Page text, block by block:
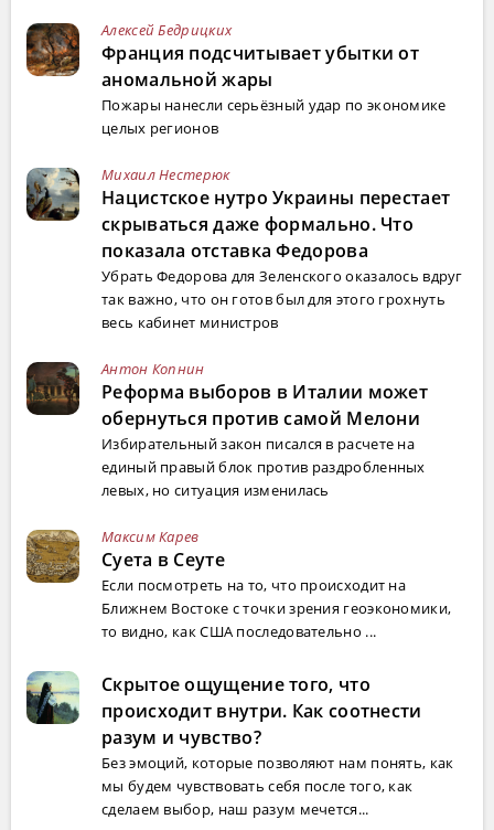
Алексей Бедрицких
Франция подсчитывает убытки от
аномальной жары
Пожары нанесли серьёзный удар по экономике
целых регионов
Михаил Нестерюк
Нацистское нутро Украины перестает
скрываться даже формально. Что
показала отставка Федорова
Убрать Федорова для Зеленского оказалось вдруг
так важно, что он готов был для этого грохнуть
весь кабинет министров
Антон Копнин
Реформа выборов в Италии может
обернуться против самой Мелони
Избирательный закон писался в расчете на
единый правый блок против раздробленных
левых, но ситуация изменилась
Максим Карев
Суета в Сеуте
Если посмотреть на то, что происходит на
Ближнем Востоке с точки зрения геоэкономики,
то видно, как США последовательно ...
Скрытое ощущение того, что
происходит внутри. Как соотнести
разум и чувство?
Без эмоций, которые позволяют нам понять, как
мы будем чувствовать себя после того, как
сделаем выбор, наш разум мечется...